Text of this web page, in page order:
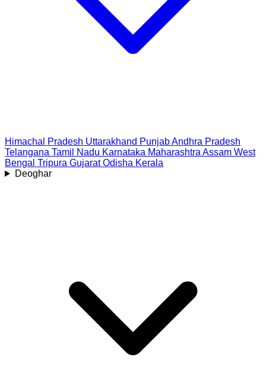
Himachal Pradesh Uttarakhand PunjabAndhra Pradesh
Telangana Tamil Nadu Karnataka Maharashtra Assam West
Bengal Tripura Gujarat Odisha Kerala
Deoghar